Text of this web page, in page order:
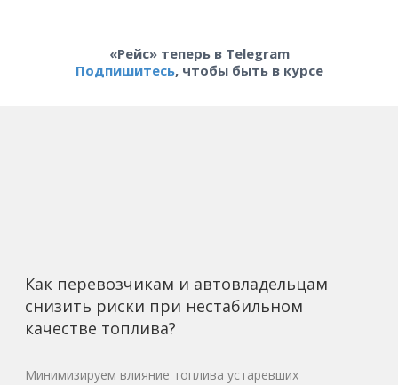
«Рейс» теперь в Telegram
Подпишитесь, чтобы быть в курсе
Как перевозчикам и автовладельцам
снизить риски при нестабильном
качестве топлива?
Минимизируем влияние топлива устаревших